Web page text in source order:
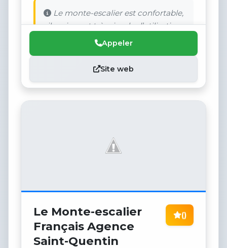
Le monte-escalier est confortable,
silencieux et très simple d’utilisation.
Appeler
Site web
Le Monte-escalier
Français Agence
Saint-Quentin
()